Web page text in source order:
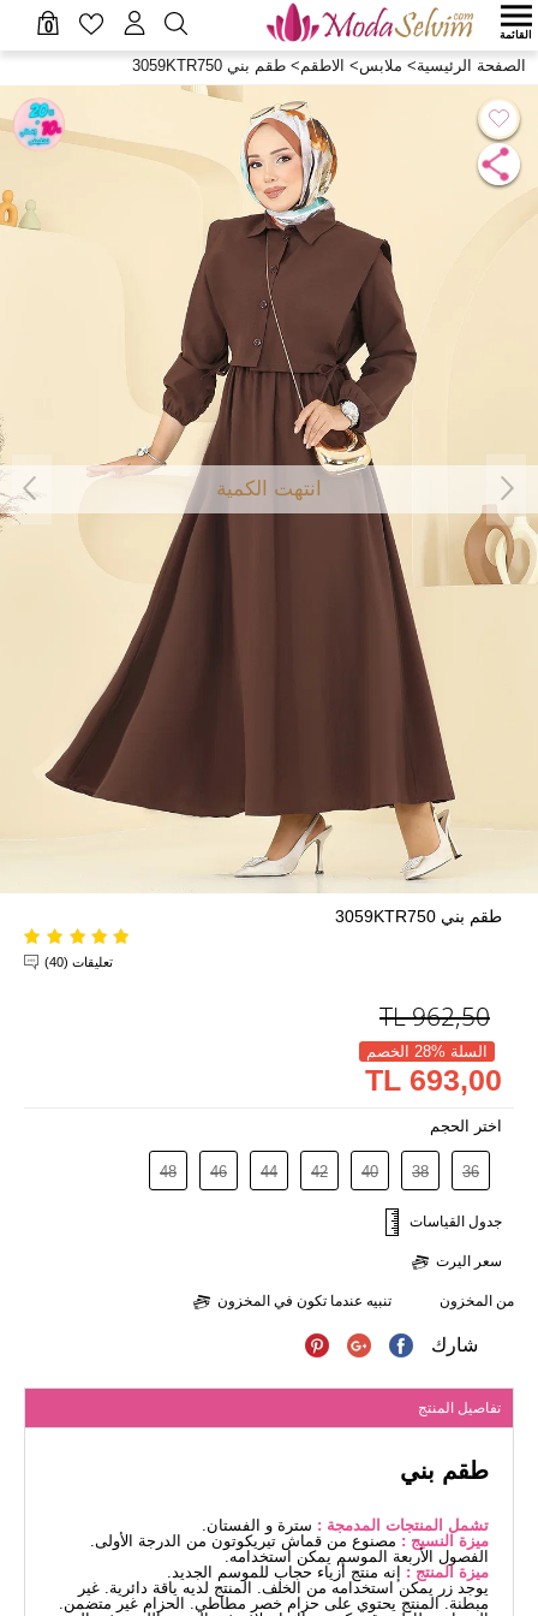
0 القائمة
الصفحة الرئيسية> ملابس> الاطقم> طقم بني 3059KTR750
انتهت الكمية
طقم بني 3059KTR750
تعليقات (40)
962,50
TL
السلة %28 الخصم
693,00 TL
اختر الحجم
36
38
40
42
44
46
48
جدول القياسات
سعر اليرت
من المخزون تنبيه عندما تكون في المخزون
شارك
تفاصيل المنتج
طقم بني
تشمل المنتجات المدمجة : سترة و الفستان.
ميزة النسيج : مصنوع من قماش تيريكوتون من الدرجة الأولى.
الفصول الأربعة الموسم يمكن استخدامه.
ميزة المنتج : إنه منتج أزياء حجاب للموسم الجديد.
يوجد زر يمكن استخدامه من الخلف. المنتج لديه ياقة دائرية. غير
مبطنة. المنتج يحتوي على حزام خصر مطاطي. الحزام غير متضمن.